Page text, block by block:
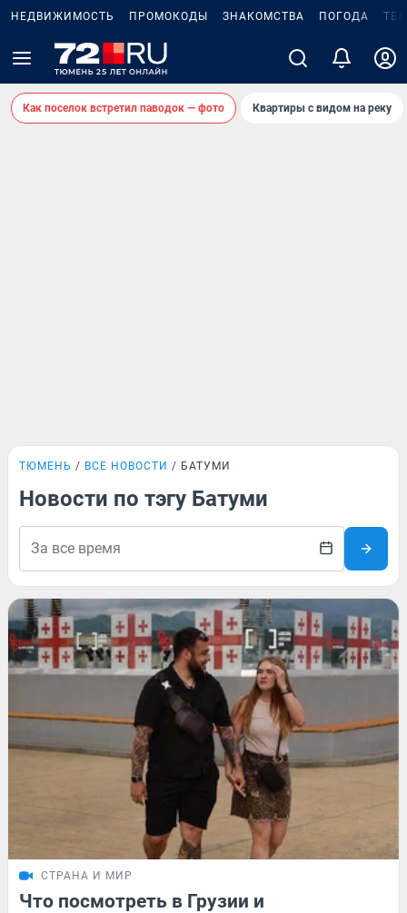
НЕДВИЖИМОСТЬ ПРОМОКОДЫ ЗНАКОМСТВА ПОГОДА
Как поселок встретил паводок — фото Квартиры с видом на реку
ТЮМЕНЬ ВСЕ НОВОСТИ БАТУМИ
Новости по тэгу Батуми
СТРАНА И МИР
Что посмотреть в Грузии и